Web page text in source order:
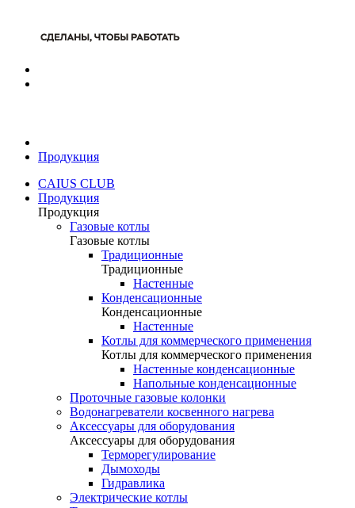
Продукция
CAIUS CLUB
Продукция
Продукция
Газовые котлы
Газовые котлы
Традиционные
Традиционные
Настенные
Конденсационные
Конденсационные
Настенные
Котлы для коммерческого применения
Котлы для коммерческого применения
Настенные конденсационные
Напольные конденсационные
Проточные газовые колонки
Водонагреватели косвенного нагрева
Аксессуары для оборудования
Аксессуары для оборудования
Терморегулирование
Дымоходы
Гидравлика
Электрические котлы